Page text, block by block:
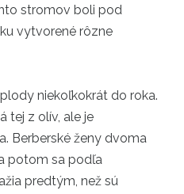
stromov boli pod
vytvorené rôzne
niekoľkokrát do roka.
tej z olív, ale je
Berberské ženy dvoma
potom sa podľa
predtým, než sú